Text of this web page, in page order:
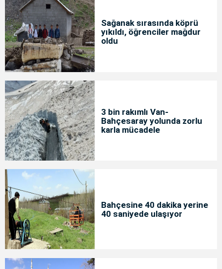
Sağanak sırasında köprü
yıkıldı, öğrenciler mağdur
oldu
3 bin rakımlı Van-
Bahçesaray yolunda zorlu
karla mücadele
Bahçesine 40 dakika yerine
40 saniyede ulaşıyor